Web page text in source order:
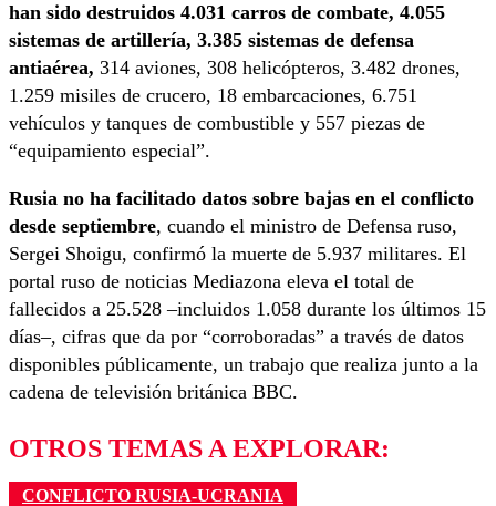
han sido destruidos 4.031 carros de combate, 4.055
sistemas de artillería, 3.385 sistemas de defensa
antiaérea, 314 aviones, 308 helicópteros, 3.482 drones,
1.259 misiles de crucero, 18 embarcaciones, 6.751
vehículos y tanques de combustible y 557 piezas de
“equipamiento especial”.
Rusia no ha facilitado datos sobre bajas en el conflicto
desde septiembre, cuando el ministro de Defensa ruso,
Sergei Shoigu, confirmó la muerte de 5.937 militares. El
portal ruso de noticias Mediazona eleva el total de
fallecidos a 25.528 –incluidos 1.058 durante los últimos 15
días–, cifras que da por “corroboradas” a través de datos
disponibles públicamente, un trabajo que realiza junto a la
cadena de televisión británica BBC.
OTROS TEMAS A EXPLORAR:
CONFLICTO RUSIA-UCRANIA